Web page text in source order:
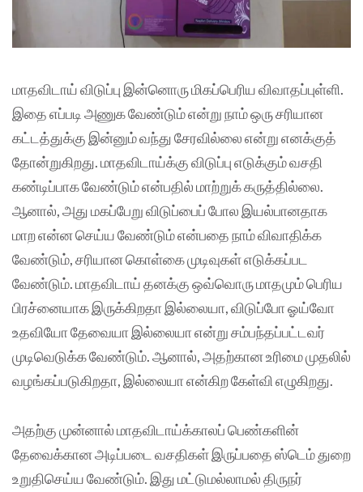
மாதவிடாய் விடுப்பு இன்னொரு மிகப்பெரிய விவாதப்புள்ளி.
இதை எப்படி அணுக வேண்டும் என்று நாம் ஒரு சரியான
கட்டத்துக்கு இன்னும் வந்து சேரவில்லை என்று எனக்குத்
தோன்றுகிறது. மாதவிடாய்க்கு விடுப்பு எடுக்கும் வசதி
கண்டிப்பாக வேண்டும் என்பதில் மாற்றுக் கருத்தில்லை.
ஆனால், அது மகப்பேறு விடுப்பைப் போல இயல்பானதாக
மாற என்ன செய்ய வேண்டும் என்பதை நாம் விவாதிக்க
வேண்டும், சரியான கொள்கை முடிவுகள் எடுக்கப்பட
வேண்டும். மாதவிடாய் தனக்கு ஒவ்வொரு மாதமும் பெரிய
பிரச்னையாக இருக்கிறதா இல்லையா, விடுப்போ ஓய்வோ
உதவியோ தேவையா இல்லையா என்று சம்பந்தப்பட்டவர்
முடிவெடுக்க வேண்டும். ஆனால், அதற்கான உரிமை முதலில்
வழங்கப்படுகிறதா, இல்லையா என்கிற கேள்வி எழுகிறது.
அதற்கு முன்னால் மாதவிடாய்க்காலப் பெண்களின்
தேவைக்கான அடிப்படை வசதிகள் இருப்பதை ஸ்டெம் துறை
உறுதிசெய்ய வேண்டும். இது மட்டுமல்லாமல் திருநர்